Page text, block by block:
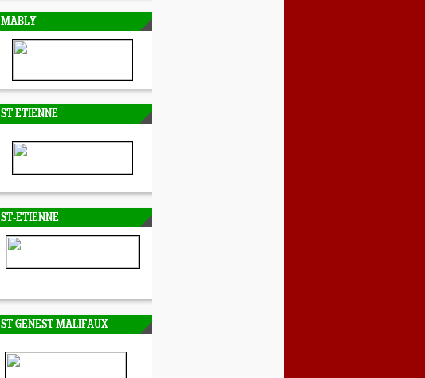
MABLY
ST ETIENNE
ST-ETIENNE
ST GENEST MALIFAUX